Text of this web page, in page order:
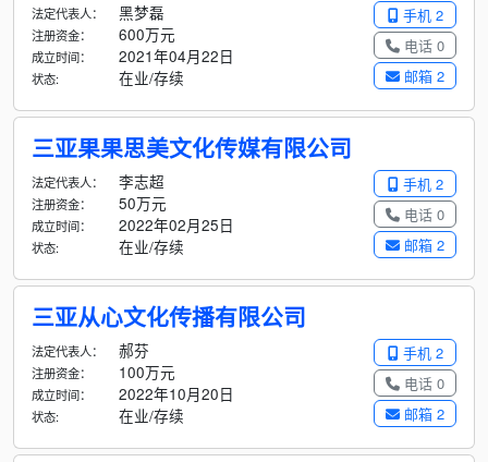
手机 2
电话 0
邮箱 2
法定代表人： 黑梦磊
注册资金： 600万元
成立时间： 2021年04月22日
状态: 在业/存续
三亚果果思美文化传媒有限公司
手机 2
电话 0
邮箱 2
法定代表人： 李志超
注册资金： 50万元
成立时间： 2022年02月25日
状态: 在业/存续
三亚从心文化传播有限公司
手机 2
电话 0
邮箱 2
法定代表人： 郝芬
注册资金： 100万元
成立时间： 2022年10月20日
状态: 在业/存续